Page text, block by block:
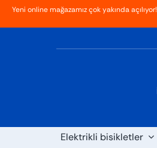
Yeni online mağazamız çok yakında
İçeriğe
geç
Elektrikli bisikletler